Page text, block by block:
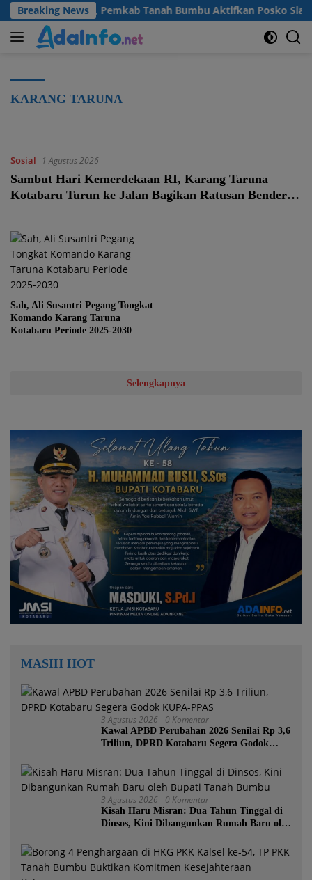
Langsung
ke
konten
Breaking News
Kekeringan, Pemkab Tanah Bumbu Aktifkan Posko Siaga
KARANG TARUNA
Sosial 1 Agustus 2026
Sambut Hari Kemerdekaan RI, Karang Taruna
Kotabaru Turun ke Jalan Bagikan Ratusan Bendera
Sah, Ali Susantri Pegang Tongkat
Komando Karang Taruna
Kotabaru Periode 2025-2030
Selengkapnya
MASIH HOT
3 Agustus 2026 0 Komentar
Kawal APBD Perubahan 2026 Senilai Rp 3,6
Triliun, DPRD Kotabaru Segera Godok
3 Agustus 2026 0 Komentar
Kisah Haru Misran: Dua Tahun Tinggal di
Dinsos, Kini Dibangunkan Rumah Baru oleh